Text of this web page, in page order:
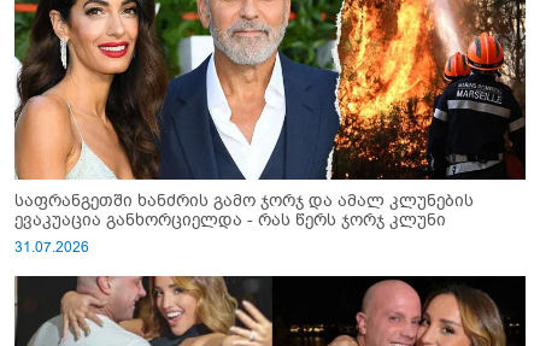
საფრანგეთში ხანძრის გამო ჯორჯ და ამალ კლუნების
ევაკუაცია განხორციელდა - რას წერს ჯორჯ კლუნი
31.07.2026